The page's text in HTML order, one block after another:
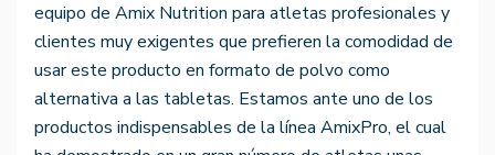
equipo de Amix Nutrition para atletas profesionales y
clientes muy exigentes que prefieren la comodidad de
usar este producto en formato de polvo como
alternativa a las tabletas. Estamos ante uno de los
productos indispensables de la línea AmixPro, el cual